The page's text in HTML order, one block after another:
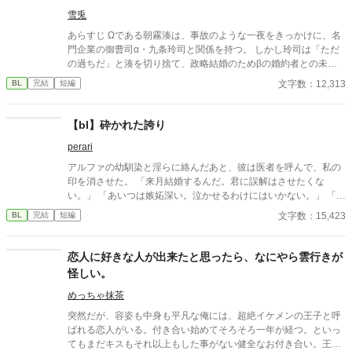
雪兎
あらすじ Ωである朝霧湊は、事故のような一夜をきっかけに、名
門企業の御曹司α・九条玲司と関係を持つ。 しかし玲司は「ただ
の過ちだ」と湊を切り捨て、政略結婚のためβの婚約者との未来
を選んだ。 深く傷ついた湊は、彼の前から姿を消す。 数か月後―
―。 湊の身体は、これまで誰も知らなかった希少な『遅咲きΩ』
たと知る。 「戻ってきてくれ」 今さら必死に追いかけてくる玲
司。 だが湊の隣には、自分を支え続けてくれた医師のα・神崎伊
織がいた。 「あなたは俺を捨てたでしょう」 後悔に苦しむα、執
着する第二のα、そして希少Ωを巡る陰謀。 もう二度と傷つきた
くないΩが最後に選ぶ相手とは――。 捨てた側の後悔と執着が加
速する、すれ違いオメガバースBL。
BL 完結 短編 文字数：12,313
【bl】砕かれた誇り
perari
アルファの幼馴染と淫らに絡んだあと、彼は医者を呼んで、私の
印を消させた。 「来月結婚するんだ。君に誤解はさせたくな
い。」 「あいつは嫉妬深い。泣かせるわけにはいかない。」 「君
ももう年頃の残り物のオメガだろ？ 俺の印をつけたまま、他の
アルファとお見合いするなんてありえない。」 彼は冷たく、けれ
す。 「長い間、俺に従ってきたんだから、君を傷つけたりはしな
い。」 「結婚の日には招待状を送る。必ず来て、席につけよ。」
--- いくつかのコメントを拝見し、大変申し訳なく思っておりま
す。 私は現在日本語を勉強しており、この文章はAI作品ではあり
ませんが、 一部に翻訳ソフトを使用しています。 もし読んでくだ
さる中で日本語のおかしな点をご指摘いただけましたら、 本当に
ありがたく思います。
BL 完結 短編 文字数：15,423
恋人に好きな人が出来たと思ったら、なにやら雲行きが
怪しい。
めっちゃ抹茶
突然だが、容姿も中身も平凡な俺には、超絶イケメンの王子と呼
ばれる恋人がいる。付き合い始めてそろそろ一年が経つ。といっ
てもまだキスもそれ以上もした事がない健全なお付き合い。王子